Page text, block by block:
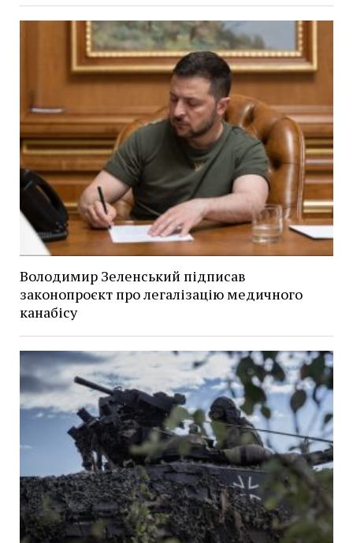
Володимир Зеленський підписав
законопроєкт про легалізацію медичного
канабісу